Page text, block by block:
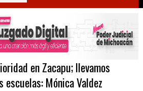
en Zacapu; llevamos
Mónica Valdez